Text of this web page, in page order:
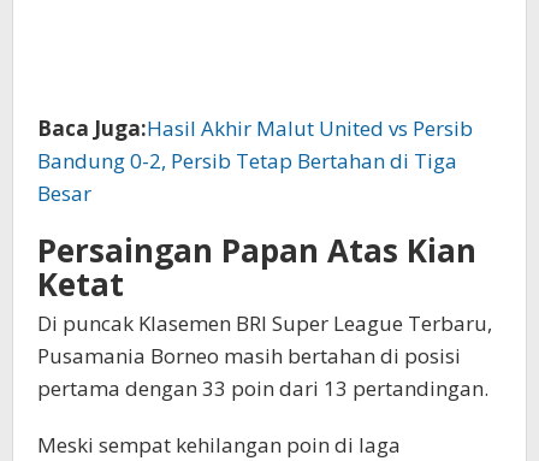
Baca Juga:Hasil Akhir Malut United vs Persib
Bandung 0-2, Persib Tetap Bertahan di Tiga
Besar
Persaingan Papan Atas Kian
Ketat
Di puncak Klasemen BRI Super League Terbaru,
Pusamania Borneo masih bertahan di posisi
pertama dengan 33 poin dari 13 pertandingan.
Meski sempat kehilangan poin di laga